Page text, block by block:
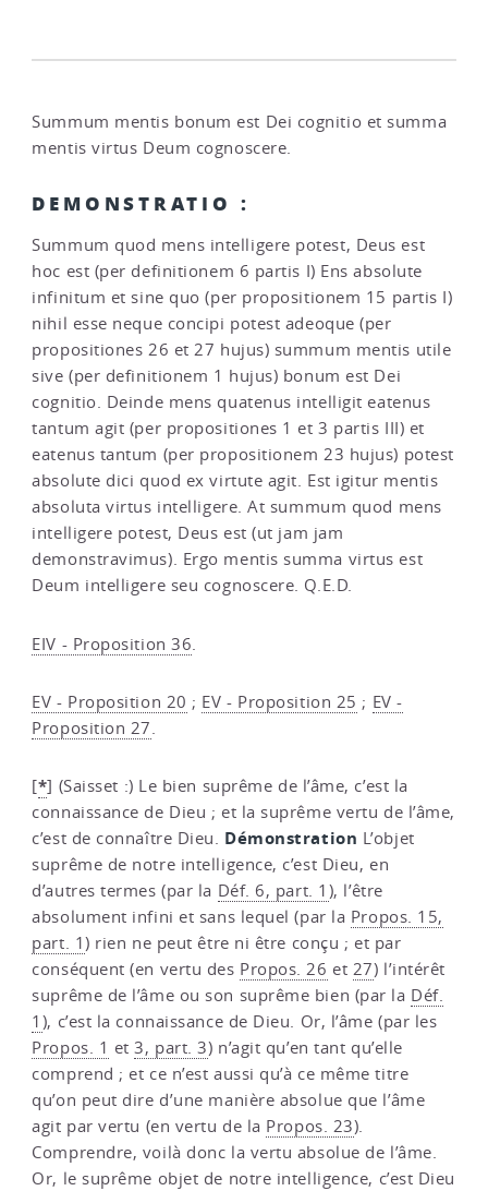
Summum mentis bonum est Dei cognitio et summa
mentis virtus Deum cognoscere.
DEMONSTRATIO :
Summum quod mens intelligere potest, Deus est
hoc est (per definitionem 6 partis I) Ens absolute
infinitum et sine quo (per propositionem 15 partis I)
nihil esse neque concipi potest adeoque (per
propositiones 26 et 27 hujus) summum mentis utile
sive (per definitionem 1 hujus) bonum est Dei
cognitio. Deinde mens quatenus intelligit eatenus
tantum agit (per propositiones 1 et 3 partis III) et
eatenus tantum (per propositionem 23 hujus) potest
absolute dici quod ex virtute agit. Est igitur mentis
absoluta virtus intelligere. At summum quod mens
intelligere potest, Deus est (ut jam jam
demonstravimus). Ergo mentis summa virtus est
Deum intelligere seu cognoscere. Q.E.D.
EIV - Proposition 36
EV - Proposition 20 ; EV - Proposition 25 ; EV -
Proposition 27.
[*] (Saisset :) Le bien suprême de l’âme, c’est la
connaissance de Dieu ; et la suprême vertu de l’âme,
c’est de connaître Dieu. Démonstration L’objet
suprême de notre intelligence, c’est Dieu, en
d’autres termes (par la Déf. 6, part. 1 ), l’être
absolument infini et sans lequel (par la Propos. 15,
part. 1) rien ne peut être ni être conçu ; et par
conséquent (en vertu des Propos. 26 et 27) l’intérêt
suprême de l’âme ou son suprême bien (par la Déf.
1 ), c’est la connaissance de Dieu. Or, l’âme (par les
Propos. 1 et3, part. 3) n’agit qu’en tant qu’elle
comprend ; et ce n’est aussi qu’à ce même titre
qu’on peut dire d’une manière absolue que l’âme
agit par vertu (en vertu de la Propos. 23).
Comprendre, voilà donc la vertu absolue de l’âme.
Or, le suprême objet de notre intelligence, c’est Dieu